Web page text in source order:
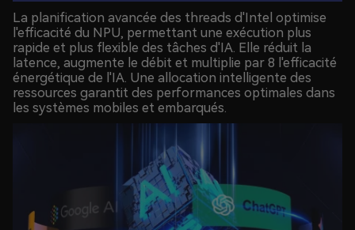
La planification avancée des threads d'Intel optimise
l'efficacité du NPU, permettant une exécution plus
rapide et plus flexible des tâches d'IA. Elle réduit la
latence, augmente le débit et multiplie par 8 l'efficacité
énergétique de l'IA. Une allocation intelligente des
ressources garantit des performances optimales dans
les systèmes mobiles et embarqués.